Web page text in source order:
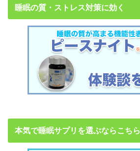
睡眠の質・ストレス対策に効く
本気で睡眠サプリを選ぶならこちら